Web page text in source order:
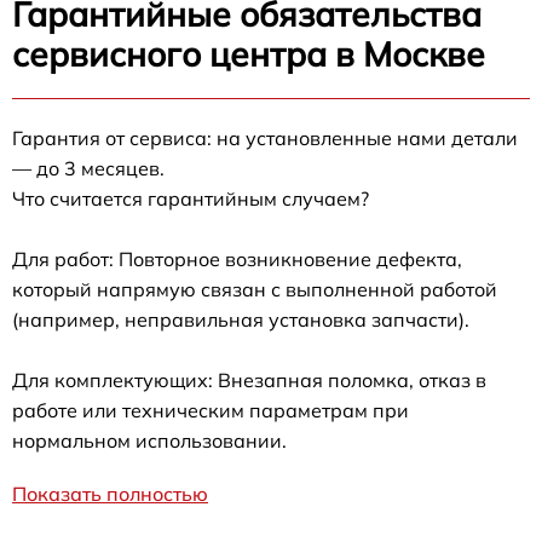
Гарантийные обязательства
сервисного центра в Москве
Гарантия от сервиса: на установленные нами детали
— до 3 месяцев.
Что считается гарантийным случаем?
Для работ: Повторное возникновение дефекта,
который напрямую связан с выполненной работой
(например, неправильная установка запчасти).
Для комплектующих: Внезапная поломка, отказ в
работе или техническим параметрам при
нормальном использовании.
Показать полностью